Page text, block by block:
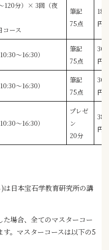
120分）× 3回（夜
コース
筆記
75点
円
〜16:30）
筆記
75点
円
〜16:30）
筆記
75点
円
〜16:30）
プレゼ
ン
20分
円
日本宝石学教育研究所の講
場合、全てのマスターコー
。マスターコースは以下の5